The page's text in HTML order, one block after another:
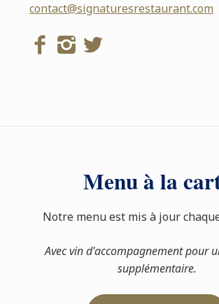
contact@signaturesrestaurant.com
Menu à la
Notre menu est mis à jour
Avec vin d'accompagnement pour
supplémentaire.